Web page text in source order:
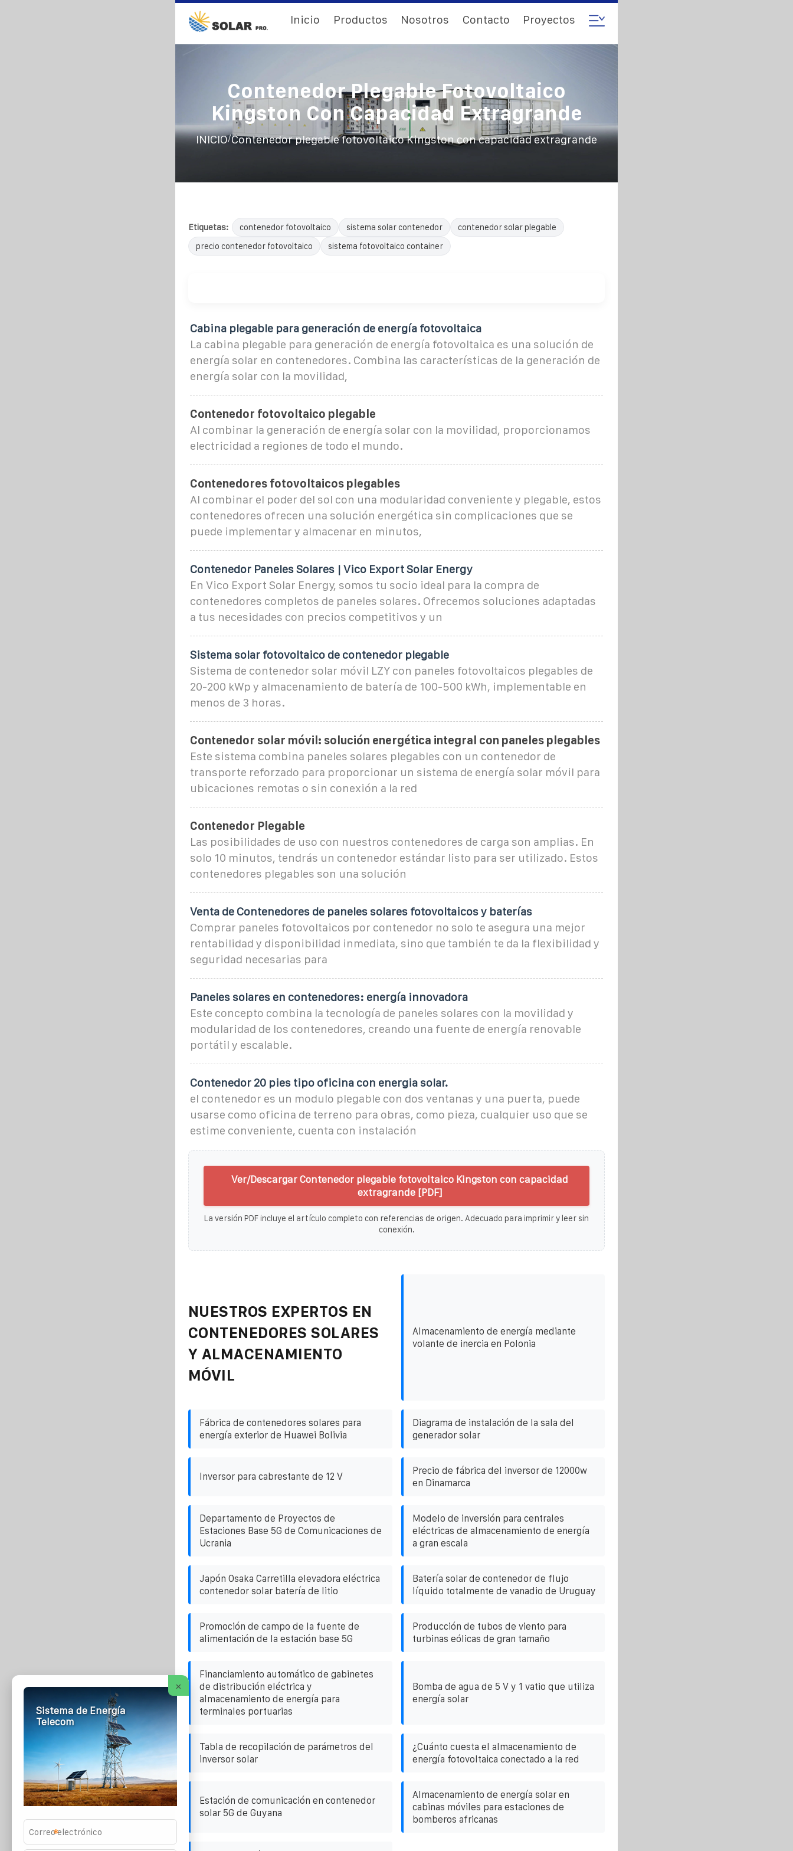
Inicio Productos Nosotros Contacto Proyectos
Contenedor Plegable Fotovoltaico
Kingston Con Capacidad Extragrande
INICIO/Contenedor plegable fotovoltaico Kingston con capacidad extragrande
Etiquetas: contenedor fotovoltaico sistema solar contenedor
contenedor solar plegable
precio contenedor fotovoltaico
sistema fotovoltaico container
Cabina plegable para generación de energía fotovoltaica
La cabina plegable para generación de energía fotovoltaica es una solución de
energía solar en contenedores. Combina las características de la generación de
energía solar con la movilidad,
Contenedor fotovoltaico plegable
Al combinar la generación de energía solar con la movilidad, proporcionamos
electricidad a regiones de todo el mundo.
Contenedores fotovoltaicos plegables
Al combinar el poder del sol con una modularidad conveniente y plegable, estos
contenedores ofrecen una solución energética sin complicaciones que se
puede implementar y almacenar en minutos,
Contenedor Paneles Solares | Vico Export Solar Energy
En Vico Export Solar Energy, somos tu socio ideal para la compra de
contenedores completos de paneles solares. Ofrecemos soluciones adaptadas
a tus necesidades con precios competitivos y un
Sistema solar fotovoltaico de contenedor plegable
Sistema de contenedor solar móvil LZY con paneles fotovoltaicos plegables de
20-200 kWp y almacenamiento de batería de 100-500 kWh, implementable en
menos de 3 horas.
Contenedor solar móvil: solución energética integral con paneles plegables
Este sistema combina paneles solares plegables con un contenedor de
transporte reforzado para proporcionar un sistema de energía solar móvil para
ubicaciones remotas o sin conexión a la red
Contenedor Plegable
Las posibilidades de uso con nuestros contenedores de carga son amplias. En
solo 10 minutos, tendrás un contenedor estándar listo para ser utilizado. Estos
contenedores plegables son una solución
Venta de Contenedores de paneles solares fotovoltaicos y baterías
Comprar paneles fotovoltaicos por contenedor no solo te asegura una mejor
rentabilidad y disponibilidad inmediata, sino que también te da la flexibilidad y
seguridad necesarias para
Paneles solares en contenedores: energía innovadora
Este concepto combina la tecnología de paneles solares con la movilidad y
modularidad de los contenedores, creando una fuente de energía renovable
portátil y escalable.
Contenedor 20 pies tipo oficina con energia solar.
el contenedor es un modulo plegable con dos ventanas y una puerta, puede
usarse como oficina de terreno para obras, como pieza, cualquier uso que se
estime conveniente, cuenta con instalación
Ver/Descargar Contenedor plegable fotovoltaico Kingston con capacidad
extragrande [PDF]
La versión PDF incluye el artículo completo con referencias de origen. Adecuado para imprimir y leer sin
conexión.
NUESTROS EXPERTOS EN
CONTENEDORES SOLARES
Y ALMACENAMIENTO
MÓVIL
Almacenamiento de energía mediante
volante de inercia en Polonia
Fábrica de contenedores solares para
energía exterior de Huawei Bolivia
Diagrama de instalación de la sala del
generador solar
Inversor para cabrestante de 12 V
Precio de fábrica del inversor de 12000w
en Dinamarca
Departamento de Proyectos de
Estaciones Base 5G de Comunicaciones de
Ucrania
Modelo de inversión para centrales
eléctricas de almacenamiento de energía
a gran escala
Japón Osaka Carretilla elevadora eléctrica
contenedor solar batería de litio
Batería solar de contenedor de flujo
líquido totalmente de vanadio de Uruguay
Promoción de campo de la fuente de
alimentación de la estación base 5G
Producción de tubos de viento para
turbinas eólicas de gran tamaño
Financiamiento automático de gabinetes
de distribución eléctrica y
almacenamiento de energía para
terminales portuarias
Bomba de agua de 5 V y 1 vatio que utiliza
energía solar
Tabla de recopilación de parámetros del
inversor solar
¿Cuánto cuesta el almacenamiento de
energía fotovoltaica conectado a la red
Estación de comunicación en contenedor
solar 5G de Guyana
Almacenamiento de energía solar en
cabinas móviles para estaciones de
bomberos africanas
×
Sistema de Energía
Telecom
*